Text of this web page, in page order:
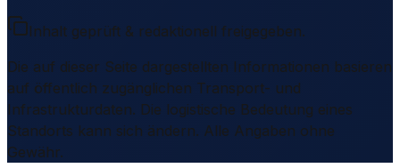
Inhalt geprüft & redaktionell freigegeben.
Die auf dieser Seite dargestellten Informationen basieren
auf öffentlich zugänglichen Transport- und
Infrastrukturdaten. Die logistische Bedeutung eines
Standorts kann sich ändern. Alle Angaben ohne
Gewähr.